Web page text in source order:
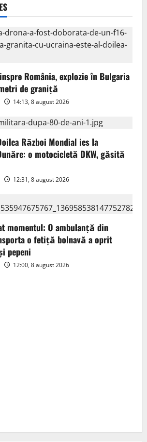
România, explozie în Bulgaria
de graniță
14:13, 8 august 2026
Război Mondial ies la
o motocicletă DKW, găsită
12:31, 8 august 2026
momentul: O ambulanță din
o fetiță bolnavă a oprit
pepeni
12:00, 8 august 2026